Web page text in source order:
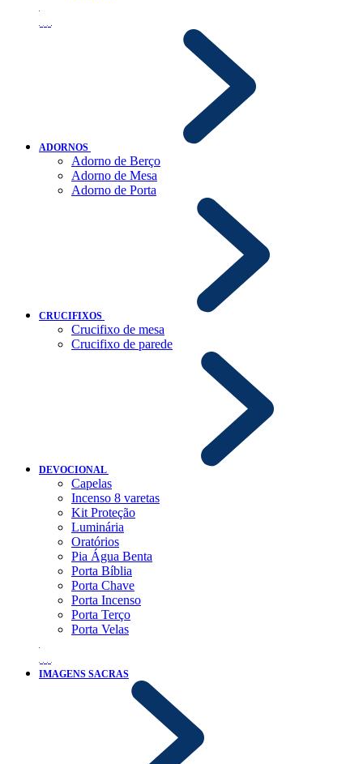
ADORNOS
Adorno de Berço
Adorno de Mesa
Adorno de Porta
CRUCIFIXOS
Crucifixo de mesa
Crucifixo de parede
DEVOCIONAL
Capelas
Incenso 8 varetas
Kit Proteção
Luminária
Oratórios
Pia Água Benta
Porta Bíblia
Porta Chave
Porta Incenso
Porta Terço
Porta Velas
IMAGENS SACRAS